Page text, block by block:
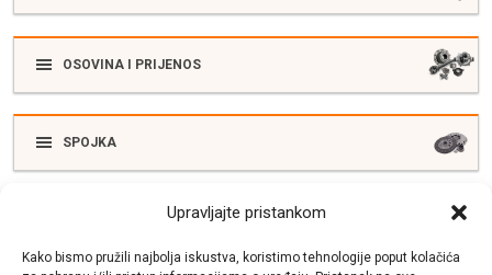
Upravljajte pristankom
Kako bismo pružili najbolja iskustva, koristimo tehnologije poput kolačića
OSOVINA I PRIJENOS
SPOJKA